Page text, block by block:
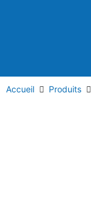
Accueil Produits